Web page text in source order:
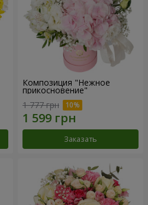
Композиция "Нежное
прикосновение"
1 777 грн
Заказать